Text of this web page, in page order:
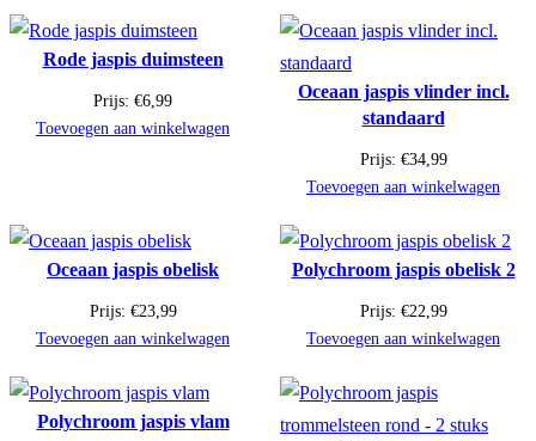
Rode jaspis duimsteen
Prijs: €6,99
Toevoegen aan winkelwagen
Oceaan jaspis vlinder incl.
standaard
Prijs: €34,99
Toevoegen aan winkelwagen
Oceaan jaspis obelisk
Prijs: €23,99
Toevoegen aan winkelwagen
Polychroom jaspis obelisk 2
Prijs: €22,99
Toevoegen aan winkelwagen
Polychroom jaspis vlam